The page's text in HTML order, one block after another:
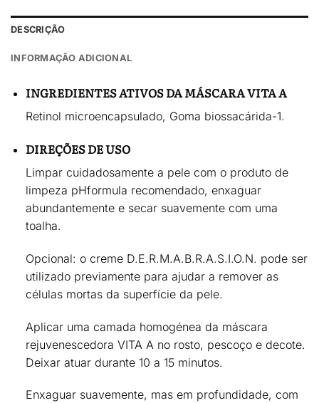
DESCRIÇÃO
INFORMAÇÃO ADICIONAL
INGREDIENTES ATIVOS DA MÁSCARA VITA A
Retinol microencapsulado, Goma biossacárida-1.
DIREÇÕES DE USO
Limpar cuidadosamente a pele com o produto de
limpeza pHformula recomendado, enxaguar
abundantemente e secar suavemente com uma
toalha.
Opcional: o creme D.E.R.M.A.B.R.A.S.I.O.N. pode ser
utilizado previamente para ajudar a remover as
células mortas da superfície da pele.
Aplicar uma camada homogénea da máscara
rejuvenescedora VITA A no rosto, pescoço e decote.
Deixar atuar durante 10 a 15 minutos.
Enxaguar suavemente, mas em profundidade, com